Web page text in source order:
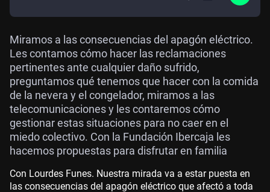
Miramos a las consecuencias del apagón eléctrico.
Les contamos cómo hacer las reclamaciones
pertinentes ante cualquier daño sufrido,
preguntamos qué tenemos que hacer con la comida
de la nevera y el congelador, miramos a las
telecomunicaciones y les contaremos cómo
gestionar estas situaciones para no caer en el
miedo colectivo. Con la Fundación Ibercaja les
hacemos propuestas para disfrutar en familia
Con Lourdes Funes. Nuestra mirada va a estar puesta en
las consecuencias del apagón eléctrico que afectó a toda